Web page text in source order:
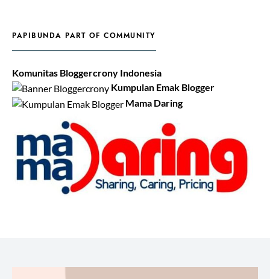
PAPIBUNDA PART OF COMMUNITY
Komunitas Bloggercrony Indonesia
Kumpulan Emak Blogger
Mama Daring